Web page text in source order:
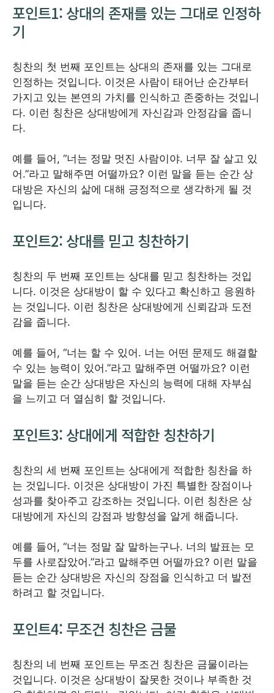
포인트1: 상대의 존재를 있는 그대로 인정하
기
칭찬의 첫 번째 포인트는 상대의 존재를 있는 그대로
인정하는 것입니다. 이것은 사람이 태어난 순간부터
가지고 있는 본연의 가치를 인식하고 존중하는 것입니
다. 이런 칭찬은 상대방에게 자신감과 안정감을 줍니
다.
예를 들어, “너는 정말 멋진 사람이야. 너무 잘 살고 있
어.”라고 말해주면 어떨까요? 이런 말을 듣는 순간 상
대방은 자신의 삶에 대해 긍정적으로 생각하게 될 것
입니다.
포인트2: 상대를 믿고 칭찬하기
칭찬의 두 번째 포인트는 상대를 믿고 칭찬하는 것입
니다. 이것은 상대방이 할 수 있다고 확신하고 응원하
는 것입니다. 이런 칭찬은 상대방에게 신뢰감과 도전
감을 줍니다.
예를 들어, “너는 할 수 있어. 너는 어떤 문제도 해결할
수 있는 능력이 있어.”라고 말해주면 어떨까요? 이런
말을 듣는 순간 상대방은 자신의 능력에 대해 자부심
을 느끼고 더 열심히 할 것입니다.
포인트3: 상대에게 적합한 칭찬하기
칭찬의 세 번째 포인트는 상대에게 적합한 칭찬을 하
는 것입니다. 이것은 상대방이 가진 특별한 장점이나
성과를 찾아주고 강조하는 것입니다. 이런 칭찬은 상
대방에게 자신의 강점과 방향성을 알게 해줍니다.
예를 들어, “너는 정말 잘 말하는구나. 너의 발표는 모
두를 사로잡았어.”라고 말해주면 어떨까요? 이런 말을
듣는 순간 상대방은 자신의 장점을 인식하고 더 발전
하려고 할 것입니다.
포인트4: 무조건 칭찬은 금물
칭찬의 네 번째 포인트는 무조건 칭찬은 금물이라는
것입니다. 이것은 상대방이 잘못한 것이나 부족한 것